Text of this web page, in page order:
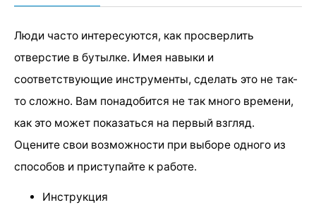
Люди часто интересуются, как просверлить
отверстие в бутылке. Имея навыки и
соответствующие инструменты, сделать это не так-
то сложно. Вам понадобится не так много времени,
как это может показаться на первый взгляд.
Оцените свои возможности при выборе одного из
способов и приступайте к работе.
Инструкция